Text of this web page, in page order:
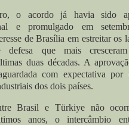
o acordo já havia sido
e promulgado em
de Brasília em estreitar os
defesa que mais
duas décadas. A
com expectativa por
dos dois países.
Brasil e Türkiye não
anos, o intercâmbio